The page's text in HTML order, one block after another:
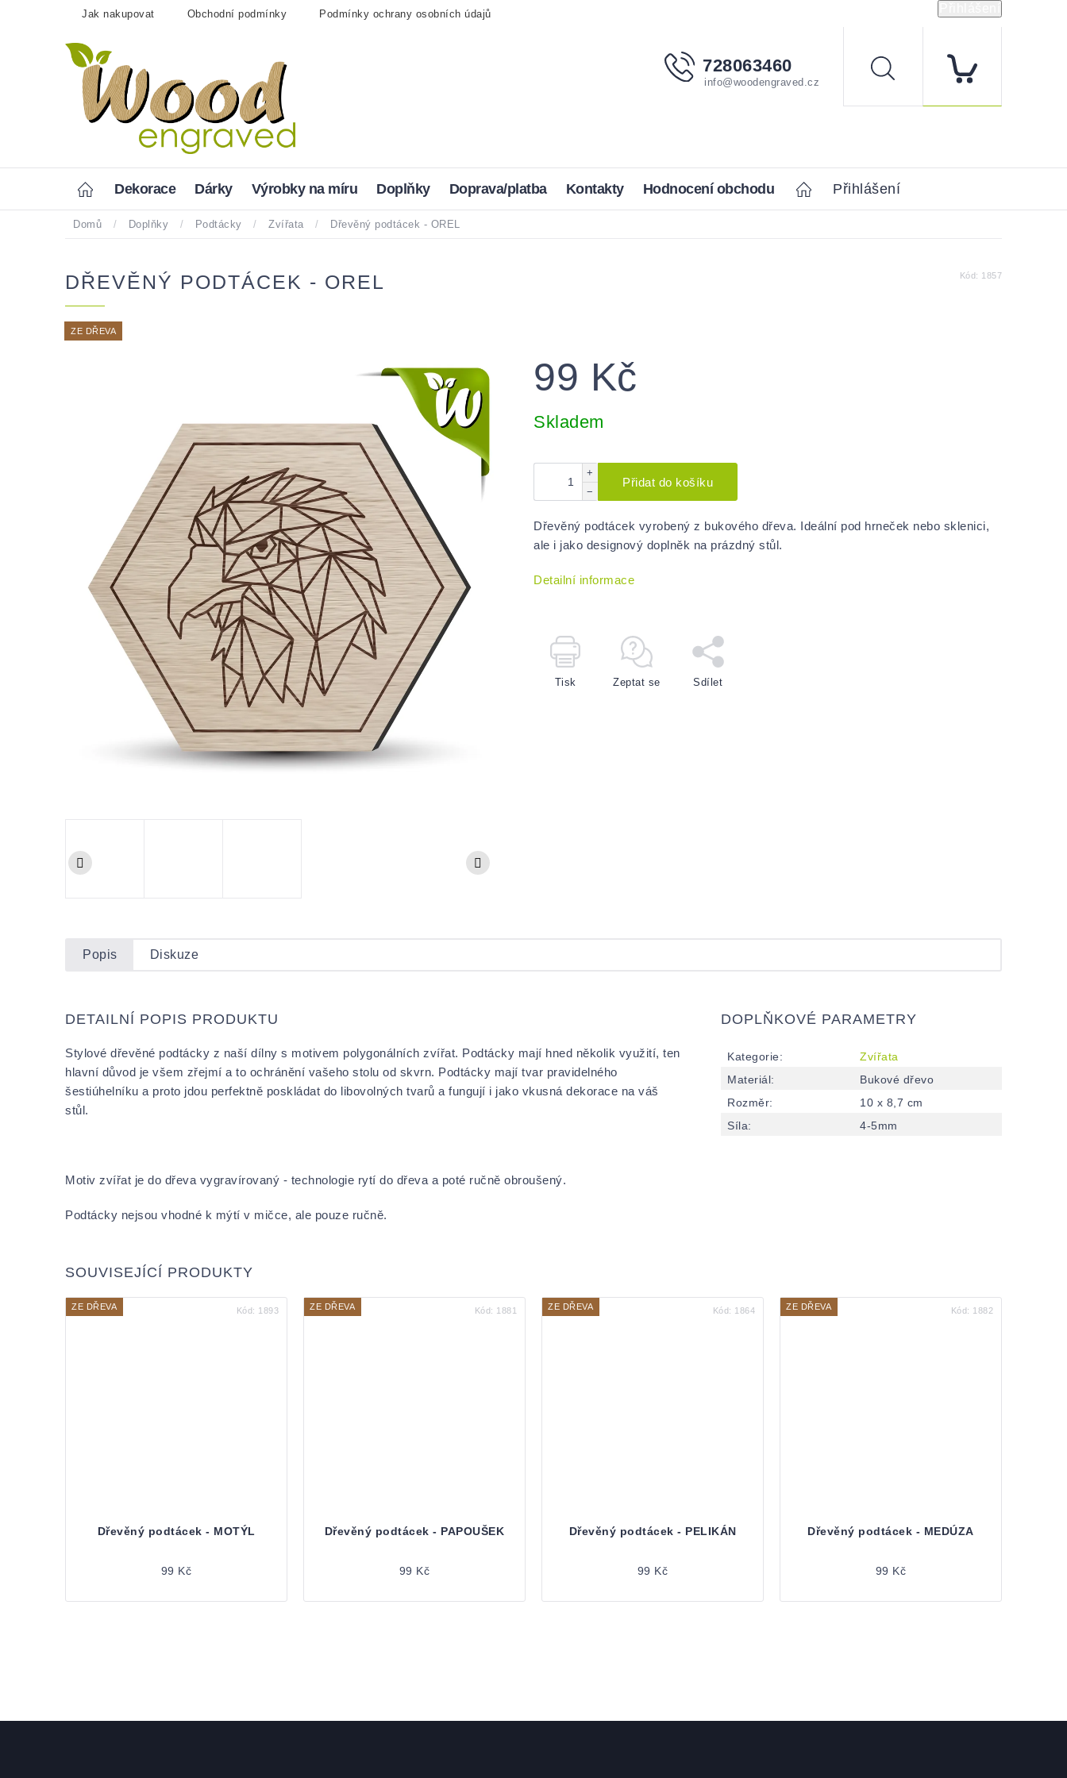
Jak nakupovat Obchodní podmínky Podmínky ochrany osobních údajů
728063460
info@woodengraved.cz
Hledat
Home Dekorace Dárky Výrobky na míru Doplňky Doprava/platba Kontakty Hodnocení obchodu Home Přihlášení
Domů / Doplňky / Podtácky / Zvířata / Dřevěný podtácek - OREL
DŘEVĚNÝ PODTÁCEK - OREL Kód: 1857
ZE DŘEVA
99 Kč
cena:
Skladem
+
−
Přidat do košíku
Dřevěný podtácek vyrobený z bukového dřeva. Ideální pod hrneček nebo sklenici,
ale i jako designový doplněk na prázdný stůl.
Detailní informace
Tisk Zeptat se Sdílet
Popis Diskuze
DETAILNÍ POPIS PRODUKTU
Stylové dřevěné podtácky z naší dílny s motivem polygonálních zvířat. Podtácky mají hned několik využití, ten
hlavní důvod je všem zřejmí a to ochránění vašeho stolu od skvrn. Podtácky mají tvar pravidelného
šestiúhelníku a proto jdou perfektně poskládat do libovolných tvarů a fungují i jako vkusná dekorace na váš
stůl.
Motiv zvířat je do dřeva vygravírovaný - technologie rytí do dřeva a poté ručně obroušený.
Podtácky nejsou vhodné k mýtí v mičce, ale pouze ručně.
DOPLŇKOVÉ PARAMETRY
Kategorie:
Zvířata
Materiál:
Bukové dřevo
Rozměr:
10 x 8,7 cm
Síla: 4-5mm
SOUVISEJÍCÍ PRODUKTY
ZE DŘEVA
Dřevěný podtácek - MOTÝL
99 Kč
Kód: 1893 ZE DŘEVA
Dřevěný podtácek - PAPOUŠEK
99 Kč
Kód: 1881 ZE DŘEVA
Dřevěný podtácek - PELIKÁN
99 Kč
Kód: 1864 ZE DŘEVA
Dřevěný podtácek - MEDÚZA
99 Kč
Kód: 1882